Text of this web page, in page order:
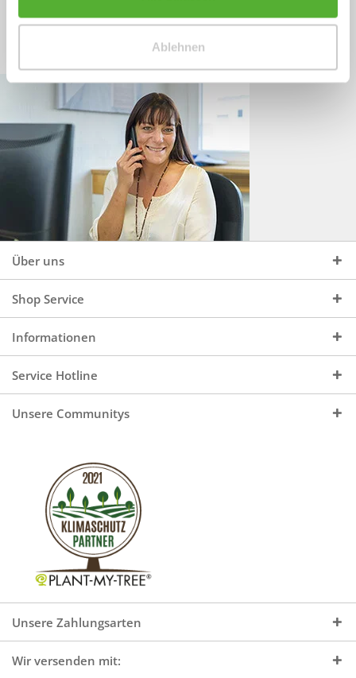
Ablehnen
+49 (0)4244 965 34 04
Mo - Do, 09:00 - 16:00 Uhr
und Fr, 09:00 - 13:00 Uhr
Über uns
Shop Service
Informationen
Service Hotline
Unsere Communitys
Unsere Zahlungsarten
Wir versenden mit: